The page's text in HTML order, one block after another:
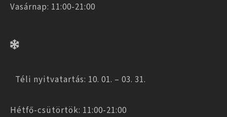
Vasárnap: 11:00-21:00
Téli nyitvatartás: 10. 01. – 03. 31.
Hétfő-csütörtök: 11:00-21:00